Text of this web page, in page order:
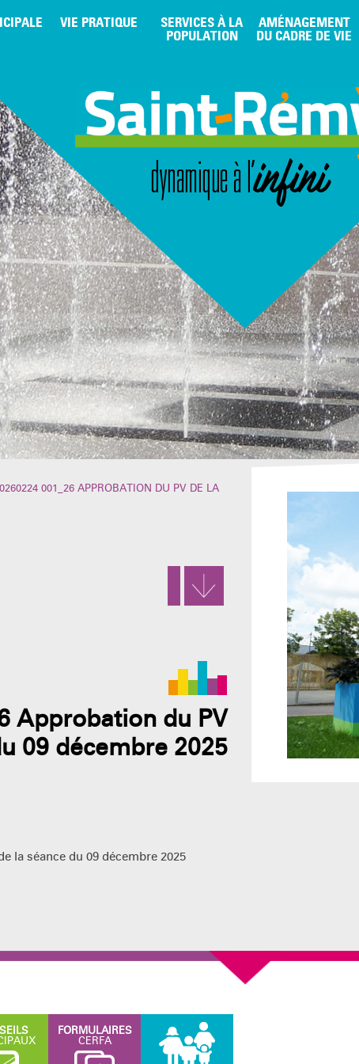
VIE PRATIQUE SERVICES À LA
POPULATION
AMÉNAGEMENT
DU CADRE DE VIE
001_26 APPROBATION DU PV DE LA
Approbation du PV
09 décembre 2025
la séance du 09 décembre 2025
FORMULAIRES
CERFA